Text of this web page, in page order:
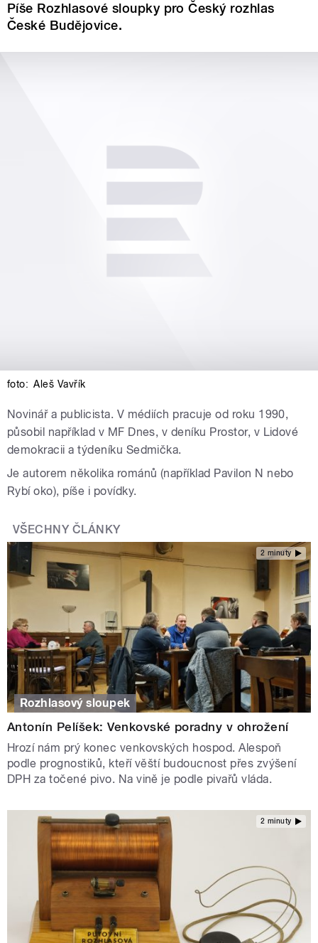
Píše Rozhlasové sloupky pro Český rozhlas
České Budějovice.
foto: Aleš Vavřík
Novinář a publicista. V médiích pracuje od roku 1990,
působil například v MF Dnes, v deníku Prostor, v Lidové
demokracii a týdeníku Sedmička.
Je autorem několika románů (například Pavilon N nebo
Rybí oko), píše i povídky.
VŠECHNY ČLÁNKY
2 minuty
Rozhlasový sloupek
Antonín Pelíšek: Venkovské poradny v ohrožení
Hrozí nám prý konec venkovských hospod. Alespoň
podle prognostiků, kteří věští budoucnost přes zvýšení
DPH za točené pivo. Na vině je podle pivařů vláda.
2 minuty